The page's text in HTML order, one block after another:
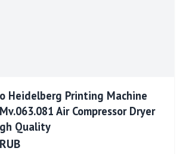
Heidelberg Printing Machine
Air Compressor Dryer
Quality